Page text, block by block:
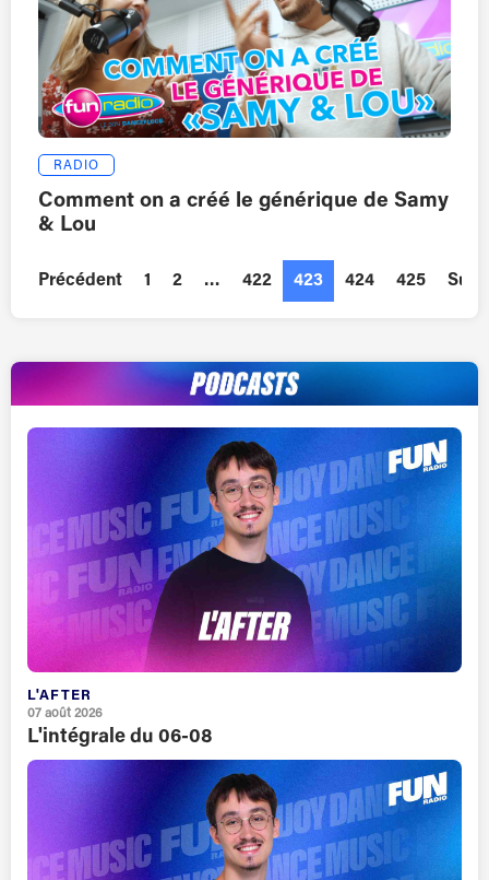
RADIO
Comment on a créé le générique de Samy
& Lou
Précédent 1 2 … 422 423 424 425
L'AFTER
07 août 2026
L'intégrale du 06-08